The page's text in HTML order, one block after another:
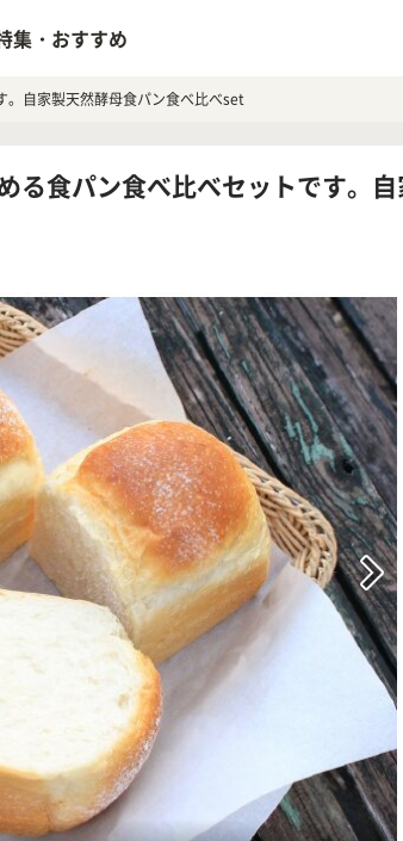
集・おすすめ
。自家製天然酵母食パン食べ比べset
る食パン食べ比べセットです。